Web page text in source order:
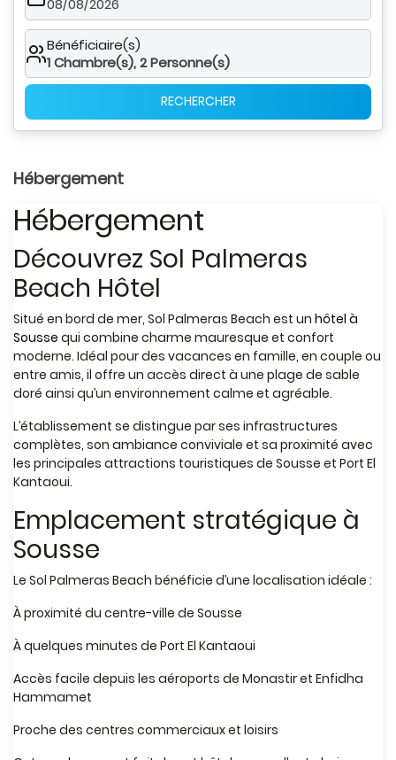
08/08/2026
Bénéficiaire(s)
1Chambre(s),2Personne(s)
RECHERCHER
Hébergement
Hébergement
Découvrez Sol Palmeras
Beach Hôtel
Situé en bord de mer, Sol Palmeras Beach est un hôtel à
Sousse qui combine charme mauresque et confort
moderne. Idéal pour des vacances en famille, en couple ou
entre amis, il offre un accès direct à une plage de sable
doré ainsi qu’un environnement calme et agréable.
L’établissement se distingue par ses infrastructures
complètes, son ambiance conviviale et sa proximité avec
les principales attractions touristiques de Sousse et Port El
Kantaoui.
Emplacement stratégique à
Sousse
Le Sol Palmeras Beach bénéficie d’une localisation idéale :
À proximité du centre-ville de Sousse
À quelques minutes de Port El Kantaoui
Accès facile depuis les aéroports de Monastir et Enfidha
Hammamet
Proche des centres commerciaux et loisirs